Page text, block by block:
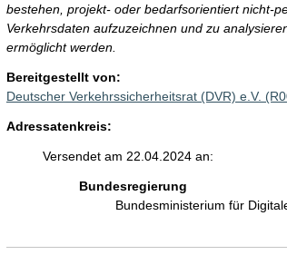
bestehen, projekt- oder bedarfsorientiert nicht-
Verkehrsdaten aufzuzeichnen und zu
ermöglicht werden.
Bereitgestellt von:
Deutscher Verkehrssicherheitsrat (DVR) e.V.
Adressatenkreis:
Versendet am 22.04.2024 an:
Bundesregierung
Bundesministerium für